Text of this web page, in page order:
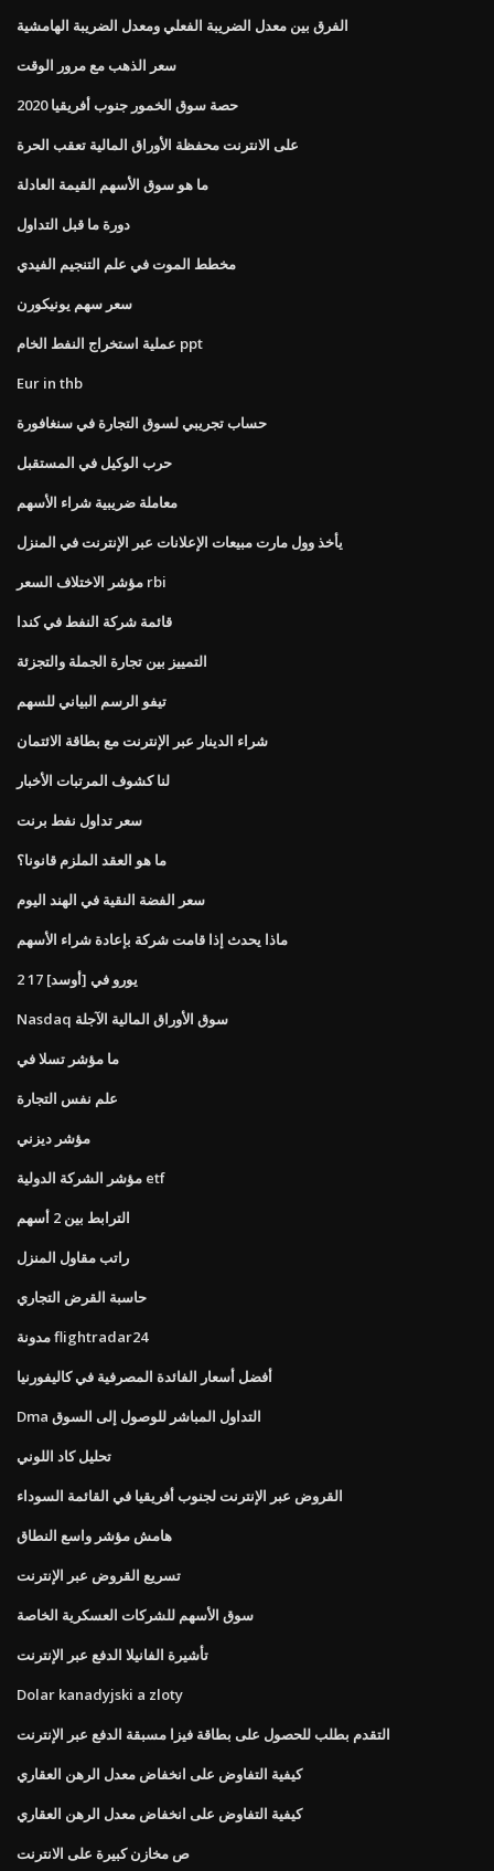
الفرق بين معدل الضريبة الفعلي ومعدل الضريبة الهامشية
سعر الذهب مع مرور الوقت
حصة سوق الخمور جنوب أفريقيا 2020
على الانترنت محفظة الأوراق المالية تعقب الحرة
ما هو سوق الأسهم القيمة العادلة
دورة ما قبل التداول
مخطط الموت في علم التنجيم الفيدي
سعر سهم يونيكورن
عملية استخراج النفط الخام ppt
Eur in thb
حساب تجريبي لسوق التجارة في سنغافورة
حرب الوكيل في المستقبل
معاملة ضريبية شراء الأسهم
يأخذ وول مارت مبيعات الإعلانات عبر الإنترنت في المنزل
مؤشر الاختلاف السعر rbi
قائمة شركة النفط في كندا
التمييز بين تجارة الجملة والتجزئة
تيفو الرسم البياني للسهم
شراء الدينار عبر الإنترنت مع بطاقة الائتمان
لنا كشوف المرتبات الأخبار
سعر تداول نفط برنت
ما هو العقد الملزم قانونا؟
سعر الفضة النقية في الهند اليوم
ماذا يحدث إذا قامت شركة بإعادة شراء الأسهم
2 17 يورو في [أوسد]
Nasdaq سوق الأوراق المالية الآجلة
ما مؤشر تسلا في
علم نفس التجارة
مؤشر ديزني
مؤشر الشركة الدولية etf
الترابط بين 2 أسهم
راتب مقاول المنزل
حاسبة القرض التجاري
مدونة flightradar24
أفضل أسعار الفائدة المصرفية في كاليفورنيا
Dma التداول المباشر للوصول إلى السوق
تحليل كاد اللوني
القروض عبر الإنترنت لجنوب أفريقيا في القائمة السوداء
هامش مؤشر واسع النطاق
تسريع القروض عبر الإنترنت
سوق الأسهم للشركات العسكرية الخاصة
تأشيرة الفانيلا الدفع عبر الإنترنت
Dolar kanadyjski a zloty
التقدم بطلب للحصول على بطاقة فيزا مسبقة الدفع عبر الإنترنت
كيفية التفاوض على انخفاض معدل الرهن العقاري
كيفية التفاوض على انخفاض معدل الرهن العقاري
ص مخازن كبيرة على الانترنت